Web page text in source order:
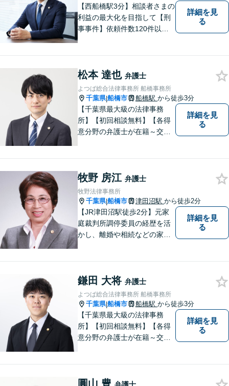
【西船橋駅3分】相談者さまの
利益の最大化を目指して【刑
事事件】依頼件数120件以
豊富な対応実績。セカンドオ
ピニオンも可能です【初回相
談無料】【夜間／土日祝日対
応可】
詳細を見
る
松本 達也 弁護士
よつば総合法律事務所 船橋事務所
千葉県|船橋市 船橋駅 から徒歩3分
【千葉県最大級の法律事務
所】【初回相談無料】【各得
意分野の弁護士が在籍～交通
詳細を見
る
牧野 房江 弁護士
牧野法律事務所
千葉県|船橋市 津田沼駅 から徒歩2分
【JR津田沼駅徒歩2分】元家
庭裁判所調停委員の経歴を活
かし、離婚や相続などの家事
詳細を見
る
鎌田 大将 弁護士
よつば総合法律事務所 船橋事務所
千葉県|船橋市 船橋駅 から徒歩3分
【千葉県最大級の法律事務
所】【初回相談無料】【各得
意分野の弁護士が在籍～交通
詳細を見
る
圓山 豊